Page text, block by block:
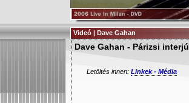
Videó | Dave Gahan
Dave Gahan - Párizsi interjú
Letöltés innen: Linkek - Média